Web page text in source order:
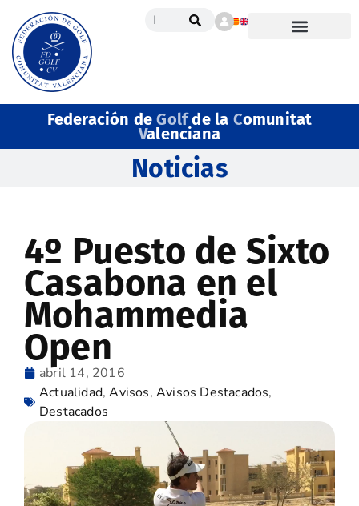
Federación deGolfde la Comunitat
Valenciana
Noticias
4º Puesto de Sixto
Casabona en el
Mohammedia
Open
abril 14, 2016
Actualidad,Avisos,Avisos Destacados,
Destacados